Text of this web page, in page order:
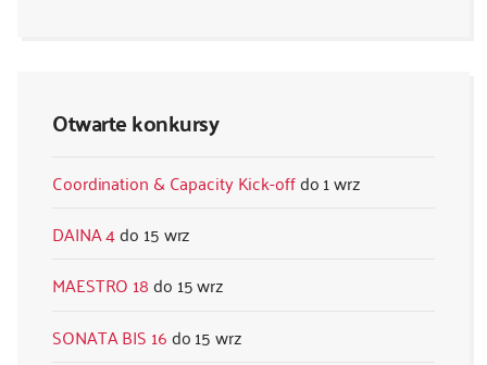
Otwarte konkursy
Coordination & Capacity Kick-off
1 wrz
DAINA 4
15 wrz
MAESTRO 18
15 wrz
SONATA BIS 16
15 wrz